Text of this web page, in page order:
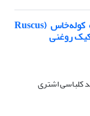
افزودن عصاره‌ی درون‌پوشانی‌شده برگ گیاه کوله‌خاس (Ruscus
کلباسی اشتری